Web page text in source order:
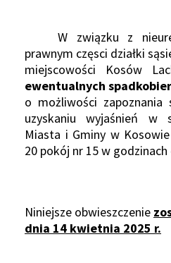
W związku z
prawnym częsci działki
miejscowości Kosów
ewentualnych
o możliwości
uzyskaniu wyjaśnień w
Miasta i Gminy w
20 pokój nr 15 w godzinach
Niniejsze obwieszczenie
dnia 14 kwietnia 2025 r.